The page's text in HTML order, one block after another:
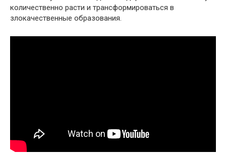
количественно расти и трансформироваться в
злокачественные образования.